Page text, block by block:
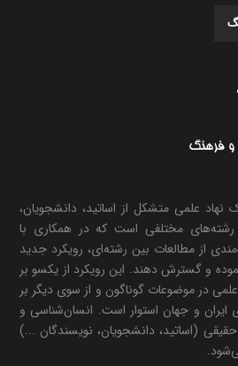
علمی متشکل از اساتید، دانشجویان،
مختلفی است که در همکاری با
از مطالعات بین رشته‌ای، رویکرد جدید
و گسترش دهند. این رویکرد از یکسو بر
در موضوعات گوناگون و از سوی دیگر بر
و جهان استوار است. انسان‌شناسی و
(اساتید، دانشجویان، نویسندگان ...)